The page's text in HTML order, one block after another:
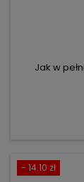
Jak w
- 14.10 zł